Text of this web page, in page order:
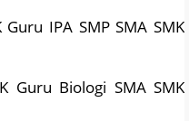
IPA SMP SMA SMK
Guru Biologi SMA SMK